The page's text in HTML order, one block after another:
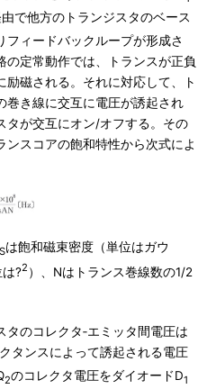
で他方のトランジスタのベース
ィードバックループが形成さ
定常動作では、トランスが正負
磁される。それに対応して、ト
巻き線に交互に電圧が誘起され
タが交互にオン/オフする。その
スコアの飽和特性から次式によ
Sは飽和磁束密度（単位はガウ
?2 ）、Nはトランス巻線数の1/2
のコレクタ‐エミッタ間電圧は
タンスによって誘起される電圧
2のコレクタ電圧をダイオードD1